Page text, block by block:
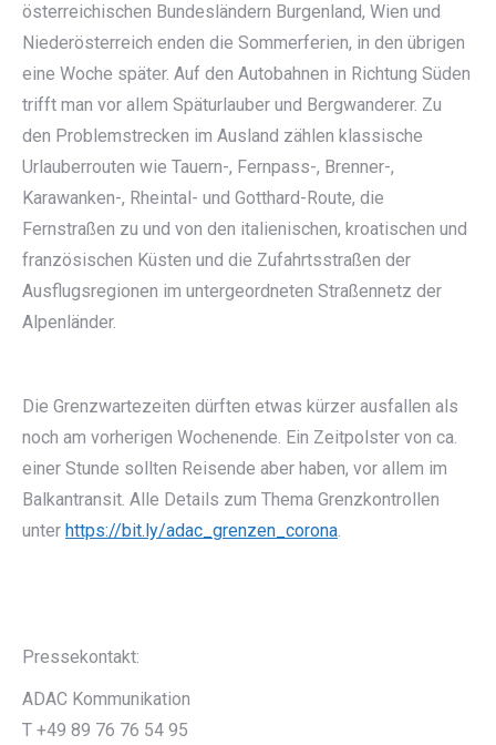
österreichischen Bundesländern Burgenland, Wien und
Niederösterreich enden die Sommerferien, in den übrigen
eine Woche später. Auf den Autobahnen in Richtung Süden
trifft man vor allem Späturlauber und Bergwanderer. Zu
den Problemstrecken im Ausland zählen klassische
Urlauberrouten wie Tauern-, Fernpass-, Brenner-,
Karawanken-, Rheintal- und Gotthard-Route, die
Fernstraßen zu und von den italienischen, kroatischen und
französischen Küsten und die Zufahrtsstraßen der
Ausflugsregionen im untergeordneten Straßennetz der
Alpenländer.
Die Grenzwartezeiten dürften etwas kürzer ausfallen als
noch am vorherigen Wochenende. Ein Zeitpolster von ca.
einer Stunde sollten Reisende aber haben, vor allem im
Balkantransit. Alle Details zum Thema Grenzkontrollen
unter https://bit.ly/adac_grenzen_corona.
Pressekontakt:
ADAC Kommunikation
T +49 89 76 76 54 95